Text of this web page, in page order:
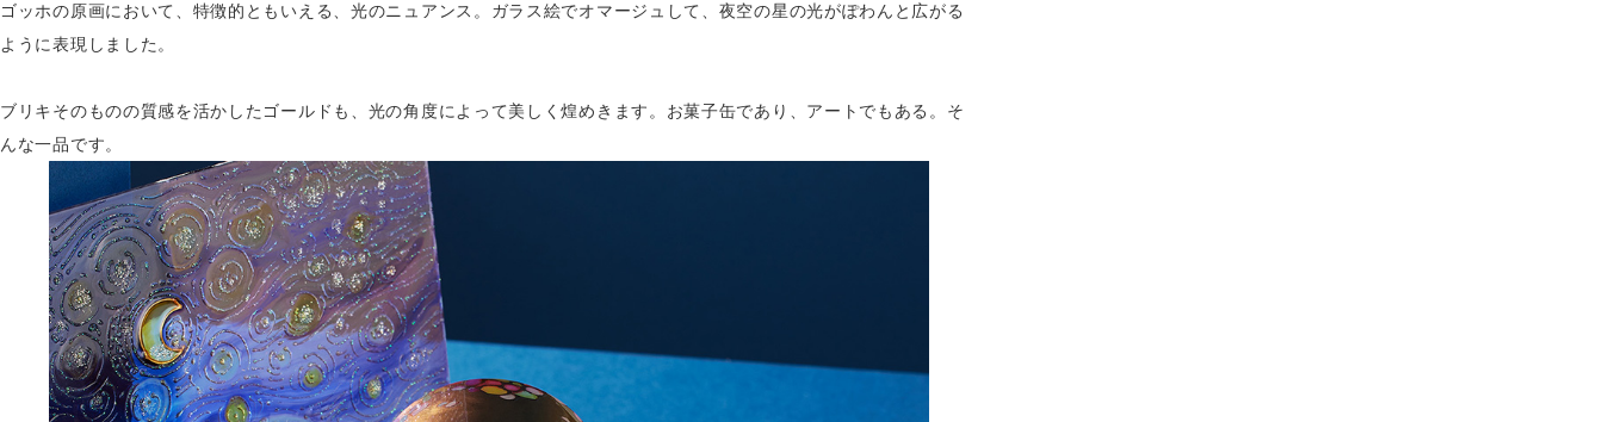
ゴッホの原画において、特徴的ともいえる、光のニュアンス。ガラス絵でオマージュして、夜空の星の光がぽわんと広がる
ように表現しました。
ブリキそのものの質感を活かしたゴールドも、光の角度によって美しく煌めきます。お菓子缶であり、アートでもある。そ
んな一品です。